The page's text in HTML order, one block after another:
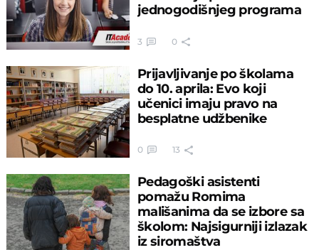
jednogodišnjeg programa
3 0
Prijavljivanje po školama
do 10. aprila: Evo koji
učenici imaju pravo na
besplatne udžbenike
0 13
Pedagoški asistenti
pomažu Romima
mališanima da se izbore sa
školom: Najsigurniji izlazak
iz siromaštva